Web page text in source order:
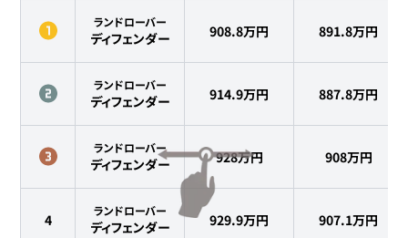
ランドローバー
ディフェンダー 908.8万円 891.8万円
ランドローバー
ディフェンダー 914.9万円 887.8万円
ランドローバー
ディフェンダー 928万円 908万円
4
ランドローバー
ディフェンダー 929.9万円 907.1万円